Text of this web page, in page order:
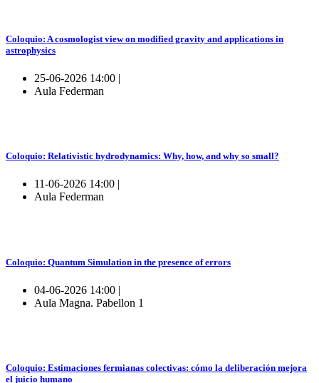
Coloquio: A cosmologist view on modified gravity and applications in
astrophysics
25-06-2026 14:00 |
Aula Federman
Coloquio: Relativistic hydrodynamics: Why, how, and why so small?
11-06-2026 14:00 |
Aula Federman
Coloquio: Quantum Simulation in the presence of errors
04-06-2026 14:00 |
Aula Magna. Pabellon 1
Coloquio: Estimaciones fermianas colectivas: cómo la deliberación mejora
el juicio humano